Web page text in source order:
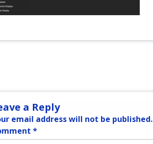
a Reply
email address will not be published.
*